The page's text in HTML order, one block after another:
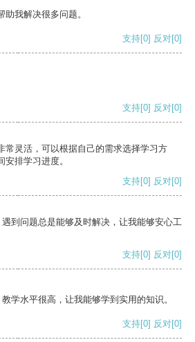
我解决很多问题。
支持[0] 反对[0]
支持[0] 反对[0]
常灵活，可以根据自己的需求选择学习方
排学习进度。
支持[0] 反对[0]
到问题总是能够及时解决，让我能够安心工
支持[0] 反对[0]
学水平很高，让我能够学到实用的知识。
支持[0] 反对[0]